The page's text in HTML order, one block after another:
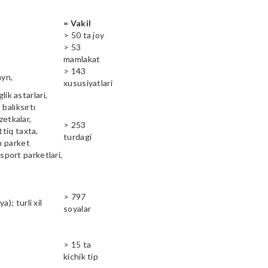
= Vakil
> 50 ta joy
> 53
mamlakat
> 143
xususiyatlari
astarlari,
taxta,
parket
parketlari,
> 253
turdagi
turli xil
> 797
soyalar
> 15 ta
kichik tip